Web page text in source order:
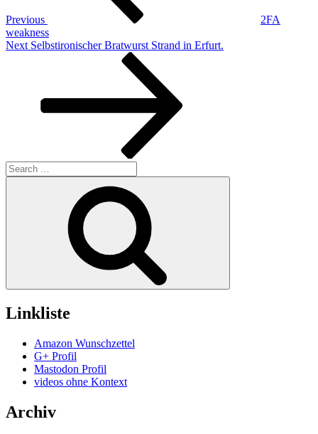
Previous
2FA
weakness
Next
Next Selbstironischer Bratwurst Strand in Erfurt.
Search
for:
Linkliste
Amazon Wunschzettel
G+ Profil
Mastodon Profil
videos ohne Kontext
Archiv